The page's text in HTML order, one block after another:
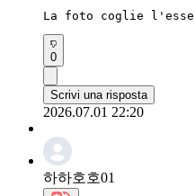
La foto coglie
0
Scrivi una risposta
2026.07.01 22:20
하하호호01